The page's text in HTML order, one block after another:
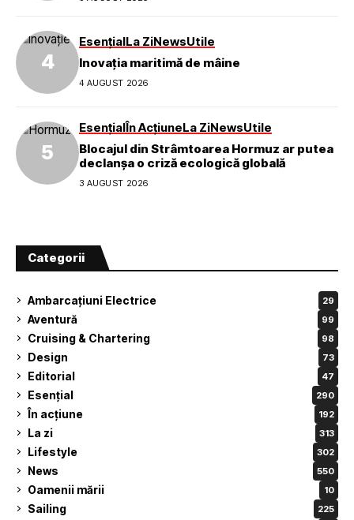
EsențialLa ZiNewsUtile
Inovația maritimă de mâine
4 AUGUST 2026
EsențialÎn AcțiuneLa ZiNewsUtile
Blocajul din Strâmtoarea Hormuz ar putea
declanșa o criză ecologică globală
3 AUGUST 2026
Categorii
Ambarcațiuni Electrice 29
Aventură 99
Cruising & Chartering 98
Design 73
Editorial 47
Esențial 290
În acțiune 192
La zi 313
Lifestyle 302
News 550
Oamenii mării 10
Sailing 225